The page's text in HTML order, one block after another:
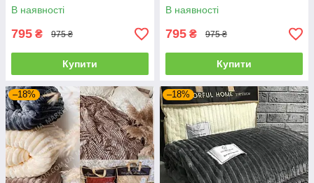
В наявності
795 ₴ 975 ₴
Купити
В наявності
795 ₴ 975 ₴
Купити
–18% –18%